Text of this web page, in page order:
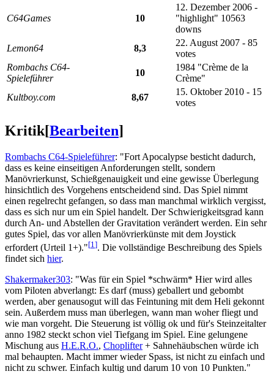
C64Games 10
12. Dezember 2006 -
"highlight" 10563
downs
Lemon64
8,3
22. August 2007 - 85
votes
Rombachs C64-
Spieleführer
10
1984 "Crème de la
Crème"
Kultboy.com
8,67
15. Oktober 2010 - 15
votes
Kritik[Bearbeiten]
Rombachs C64-Spieleführer: "Fort Apocalypse besticht dadurch,
dass es keine einseitigen Anforderungen stellt, sondern
Manövrierkunst, Schießgenauigkeit und eine gewisse Überlegung
hinsichtlich des Vorgehens entscheidend sind. Das Spiel nimmt
einen regelrecht gefangen, so dass man manchmal wirklich vergisst,
dass es sich nur um ein Spiel handelt. Der Schwierigkeitsgrad kann
durch An- und Abstellen der Gravitation verändert werden. Ein sehr
gutes Spiel, das vor allen Manövrierkünste mit dem Joystick
erfordert (Urteil 1+)."[1 ]. Die vollständige Beschreibung des Spiels
findet sich hier.
Shakermaker303: "Was für ein Spiel *schwärm* Hier wird alles
vom Piloten abverlangt: Es darf (muss) geballert und gebombt
werden, aber genausogut will das Feintuning mit dem Heli gekonnt
sein. Außerdem muss man überlegen, wann man woher fliegt und
wie man vorgeht. Die Steuerung ist völlig ok und für's Steinzeitalter
anno 1982 steckt schon viel Tiefgang im Spiel. Eine gelungene
Mischung aus H.E.R.O., Choplifter+ Sahnehäubschen würde ich
mal behaupten. Macht immer wieder Spass, ist nicht zu einfach und
nicht zu schwer. Einfach kultig und darum 10 von 10 Punkten."